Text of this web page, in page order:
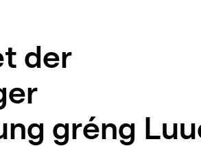
der
gréng